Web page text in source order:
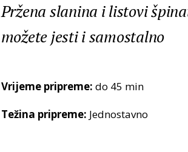
Pržena slanina i listovi
možete jesti i samostalno
Vrijeme pripreme: do 45 min
Težina pripreme: Jednostavno